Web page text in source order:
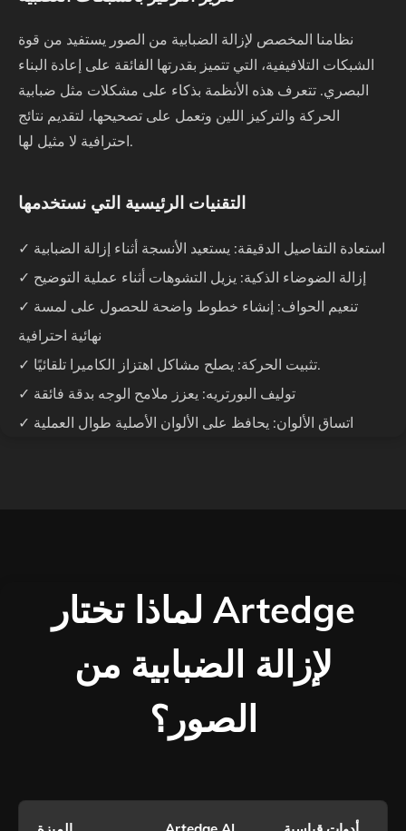
نظامنا المخصص لإزالة الضبابية من الصور يستفيد من قوة
الشبكات التلافيفية، التي تتميز بقدرتها الفائقة على إعادة البناء
البصري. تتعرف هذه الأنظمة بذكاء على مشكلات مثل ضبابية
الحركة والتركيز اللين وتعمل على تصحيحها، لتقديم نتائج
احترافية لا مثيل لها.
التقنيات الرئيسية التي نستخدمها
✓ استعادة التفاصيل الدقيقة: يستعيد الأنسجة أثناء إزالة الضبابية
✓ إزالة الضوضاء الذكية: يزيل التشوهات أثناء عملية التوضيح
✓ تنعيم الحواف: إنشاء خطوط واضحة للحصول على لمسة
نهائية احترافية
✓ تثبيت الحركة: يصلح مشاكل اهتزاز الكاميرا تلقائيًا.
✓ توليف البورتريه: يعزز ملامح الوجه بدقة فائقة
✓ اتساق الألوان: يحافظ على الألوان الأصلية طوال العملية
لماذا تختار Artedge
لإزالة الضبابية من
الصور؟